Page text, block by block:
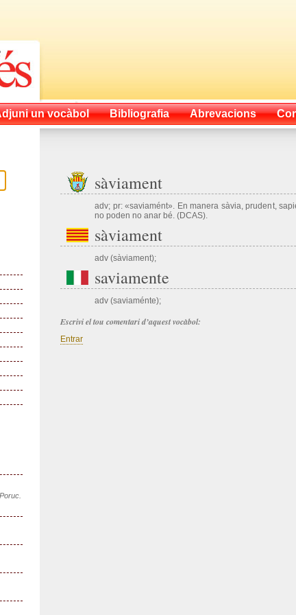
un vocàbol Bibliografia Abrevacions
sàviament
adv; pr: «saviamént». En manera sàvia, prudent,
no poden no anar bé. (DCAS).
sàviament
adv (sàviament);
saviamente
adv (saviaménte);
Escrivi el tou comentari d’aquest vocàbol:
Entrar